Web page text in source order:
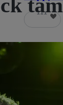
111